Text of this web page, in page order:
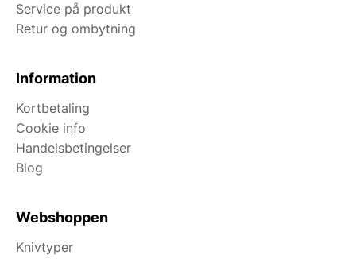
Service på produkt
Retur og ombytning
Information
Kortbetaling
Cookie info
Handelsbetingelser
Blog
Webshoppen
Knivtyper